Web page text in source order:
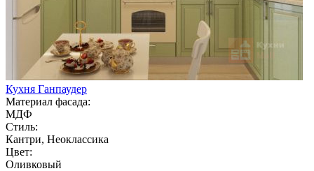
Кухня Ганпаудер
Материал фасада:
МДФ
Стиль:
Кантри, Неоклассика
Цвет:
Оливковый